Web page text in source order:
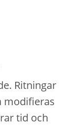
Ritningar
modifieras
tid och